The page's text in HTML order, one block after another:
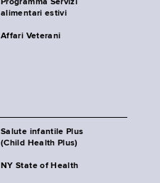
Programma Servizi
alimentari estivi
Affari Veterani
Salute infantile Plus
(Child Health Plus)
NY State of Health